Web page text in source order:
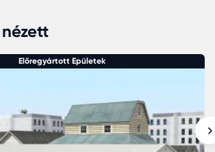
Előregyártott Epületek